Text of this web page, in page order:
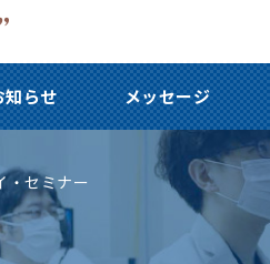
知らせ メッセージ
・セミナー